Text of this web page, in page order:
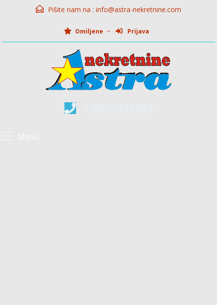
Pišite nam na : info@astra-nekretnine.com
Omiljene Prijava